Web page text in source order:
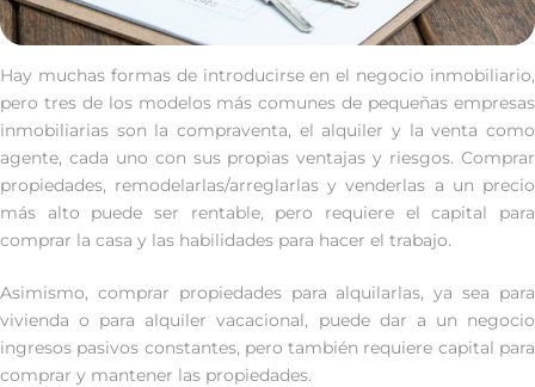
Hay muchas formas de introducirse en el negocio inmobiliario,
pero tres de los modelos más comunes de pequeñas empresas
inmobiliarias son la compraventa, el alquiler y la venta como
agente, cada uno con sus propias ventajas y riesgos. Comprar
propiedades, remodelarlas/arreglarlas y venderlas a un precio
más alto puede ser rentable, pero requiere el capital para
comprar la casa y las habilidades para hacer el trabajo.
Asimismo, comprar propiedades para alquilarlas, ya sea para
vivienda o para alquiler vacacional, puede dar a un negocio
ingresos pasivos constantes, pero también requiere capital para
comprar y mantener las propiedades.